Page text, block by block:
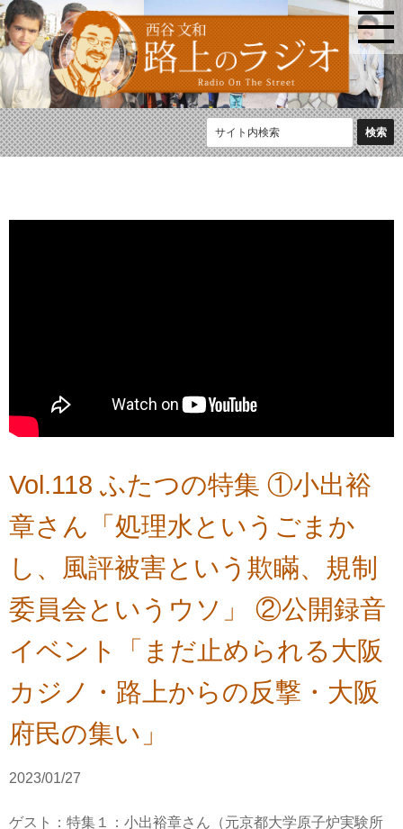
Vol.118 ふたつの特集 ①小出裕
章さん「処理水というごまか
し、風評被害という欺瞞、規制
委員会というウソ」 ②公開録音
イベント「まだ止められる大阪
カジノ・路上からの反撃・大阪
府民の集い」
2023/01/27
ゲスト：特集１：小出裕章さん（元京都大学原子炉実験所